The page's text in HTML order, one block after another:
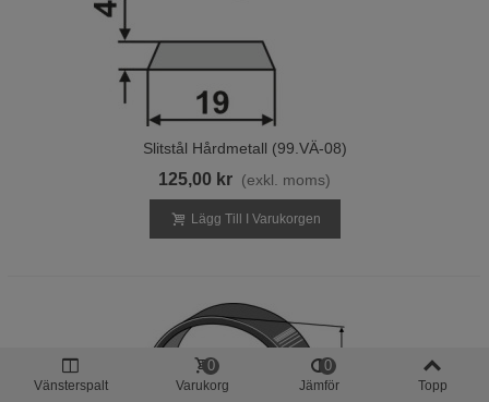
Slitstål Hårdmetall (99.VÄ-08)
125,00 kr (exkl. moms)
Lägg Till I Varukorgen
Vänsterspalt Varukorg
0
Jämför
0
Topp